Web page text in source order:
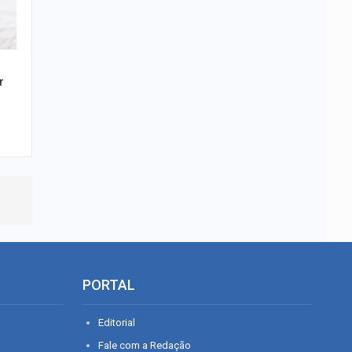
PORTAL
Editorial
Fale com a Redação